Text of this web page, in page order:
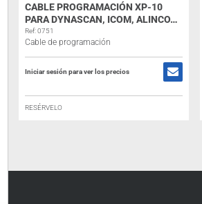
CABLE PROGRAMACIÓN XP-10
PARA DYNASCAN, ICOM, ALINCO…
Ref: 0751
Cable de programación
Iniciar sesión para ver los precios
RESÉRVELO